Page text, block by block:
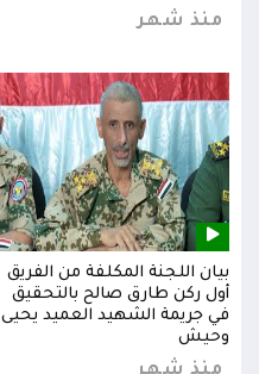
منذ شهر
بيان اللجنة المكلفة من الفريق
أول ركن طارق صالح بالتحقيق
في جريمة الشهيد العميد يحيى
وحيش